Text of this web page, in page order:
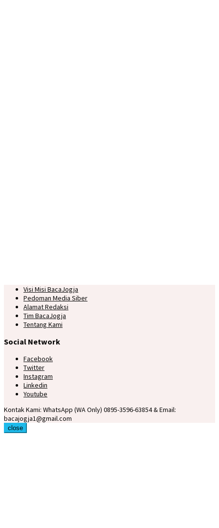
Visi Misi BacaJogja
Pedoman Media Siber
Alamat Redaksi
Tim BacaJogja
Tentang Kami
Social Network
Facebook
Twitter
Instagram
Linkedin
Youtube
Kontak Kami: WhatsApp (WA Only) 0895-3596-63854 & Email:
bacajogja1@gmail.com
close